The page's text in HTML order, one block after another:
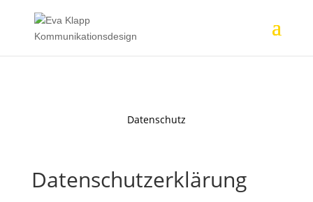
Datenschutz
Datenschutz­erklärung